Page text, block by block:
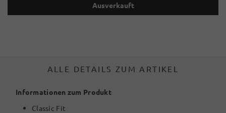
Ausverkauft
ALLE DETAILS ZUM ARTIKEL
Informationen zum Produkt
Classic Fit